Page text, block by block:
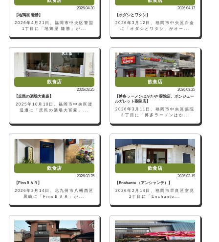
2026.04.30
【地鶏屋 隆勝】
2026年4月21日、福岡市中央区警固
1丁目に「地鶏屋 隆勝」が...
2026.04.17
【オダシとワタシ】
2026年3月12日、福岡市中央区白金
に「オダシとワタシ」がオー...
飲食店
2026.03.25
【庶民の酒場大富豪】
2025年10月10日、福岡市中央区渡
辺通に「庶民の酒場大富豪」...
飲食店
2026.03.25
【博多ラーメンはかたや 薬院店、ボンジュー
ルガレット薬院店】
2026年3月11日、福岡市中央区薬院
３丁目に「博多ラーメンはか...
飲食店
2026.03.25
【FinsＢＡＲ】
2026年3月14日、北九州市八幡西区
黒崎に「FinsＢＡＲ」が...
飲食店
2026.03.19
【Enchante （アンシャンテ）】
2026年2月14日、福岡市早良区室見
2丁目に「Enchante...